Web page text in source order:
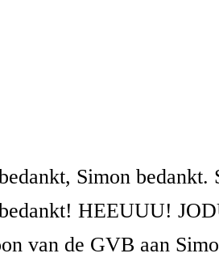
Simon bedankt.
HEEUUU!
van de GVB aan